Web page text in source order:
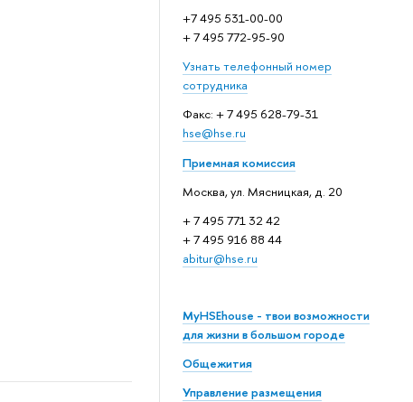
+7 495 531-00-00
+ 7 495 772-95-90
Узнать телефонный номер
сотрудника
Факс: + 7 495 628-79-31
hse@hse.ru
Приемная комиссия
Москва, ул. Мясницкая, д. 20
+ 7 495 771 32 42
+ 7 495 916 88 44
abitur@hse.ru
MyHSEhouse - твои возможности
для жизни в большом городе
Общежития
Управление размещения